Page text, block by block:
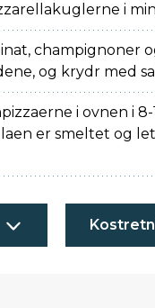
i
champignoner
og krydr med
i ovnen i
er smeltet og